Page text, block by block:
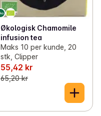
Økologisk Chamomile
infusion tea
Maks 10 per kunde, 20
stk, Clipper
55,42 kr
65,20 kr